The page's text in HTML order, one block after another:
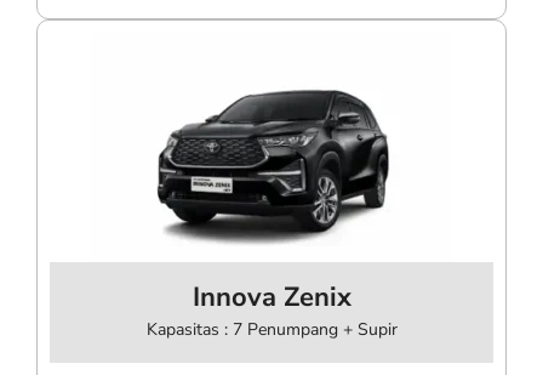
Innova Zenix
Kapasitas : 7 Penumpang + Supir